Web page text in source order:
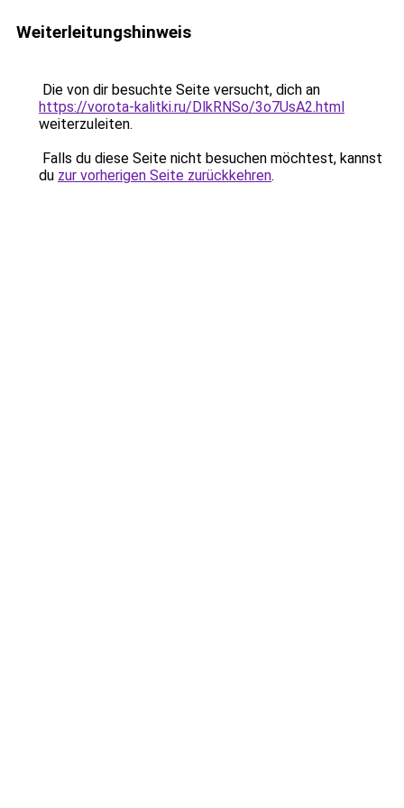
Weiterleitungshinweis
Die von dir besuchte Seite versucht, dich an
https://vorota-kalitki.ru/DlkRNSo/3o7UsA2.html
weiterzuleiten.
Falls du diese Seite nicht besuchen möchtest, kannst
du zur vorherigen Seite zurückkehren.